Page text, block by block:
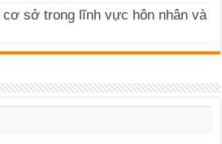
cơ sở trong lĩnh vực hôn nhân và